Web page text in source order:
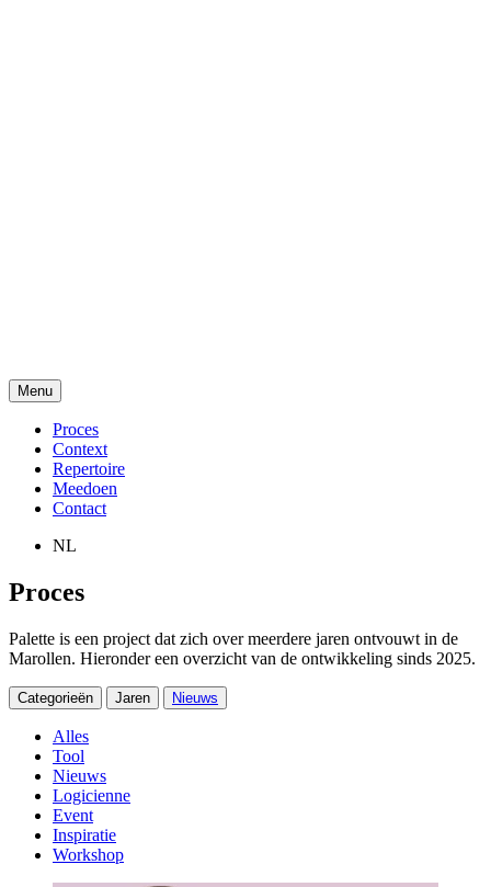
Menu
Proces
Context
Repertoire
Meedoen
Contact
NL
Proces
Palette is een project dat zich over meerdere jaren ontvouwt in de
Marollen. Hieronder een overzicht van de ontwikkeling sinds 2025.
Categorieën Jaren Nieuws
Alles
Tool
Nieuws
Logicienne
Event
Inspiratie
Workshop